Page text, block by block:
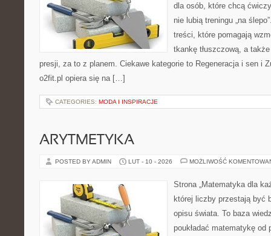
dla osób, które chcą
nie lubią treningu „na
treści, które pomagają
tkankę tłuszczową, a
presji, za to z planem. Ciekawe kategorie to Regeneracja i sen i
o2fit.pl opiera się na […]
CATEGORIES: MODA I INSPIRACJE
ARYTMETYKA
POSTED BY ADMIN LUT - 10 - 2026 MOŻLIWOŚĆ
Strona „Matematyka dla
której liczby przestają być
opisu świata. To baza
poukładać matematykę od